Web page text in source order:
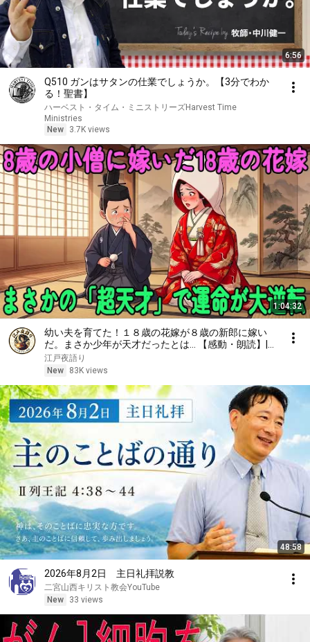
6:56
Q510 ガンはサタンの仕業でしょうか。【3分でわか
る！聖書】
ハーベスト・タイム・ミニストリーズHarvest Time
Ministries
New
3.7K views
1:04:32
幼い夫を育てた！１８歳の花嫁が８歳の新郎に嫁い
だ。まさか少年が天才だったとは… 【感動・朗読】|
昔話 | 江戸時代の物語 | 時代劇
江戸夜語り
New
83K views
48:58
2026年8月2日 主日礼拝説教
二宮山西キリスト教会YouTube
New
33 views